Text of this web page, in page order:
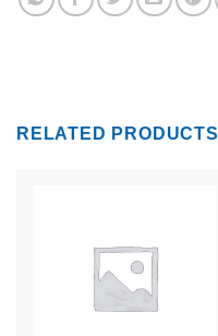
RELATED PRODUCTS